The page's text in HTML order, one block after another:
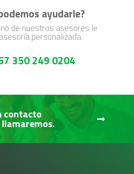
ayudarle?
de nuestros asesores le
personalizada.
350 249 0204
contacto